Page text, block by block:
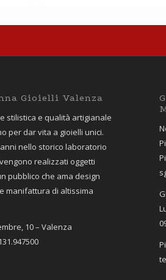
Gioielli Valenza
stilistica e qualità artigianale
per dar vita a gioielli unici.
nello storico laboratorio
realizzati oggetti
pubblico che ama design
manifattura di altissima
10 – Valenza